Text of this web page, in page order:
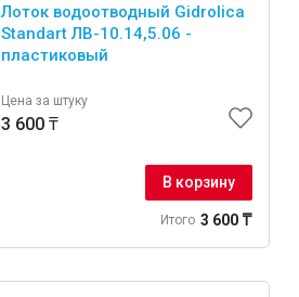
Лоток водоотводный Gidrolica
Standart ЛВ-10.14,5.06 -
пластиковый
Цена за штуку
3 600 ₸
В корзину
Итого 3 600 ₸